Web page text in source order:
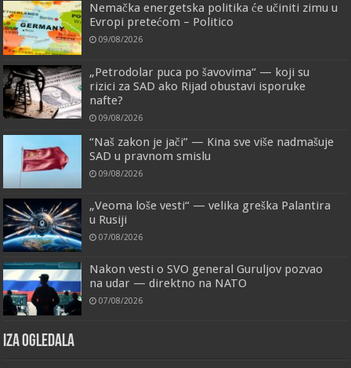
Nemačka energetska politika će učiniti zimu u
Evropi pretećom – Politico
09/08/2026
„Petrodolar puca po šavovima“ — koji su
rizici za SAD ako Rijad obustavi isporuke
nafte?
09/08/2026
“Naš zakon je jači” — Kina sve više nadmašuje
SAD u pravnom smislu
09/08/2026
„Veoma loše vesti“ — velika greška Palantira
u Rusiji
07/08/2026
Nakon vesti o SVO general Guruljov pozvao
na udar — direktno na NATO
07/08/2026
IZA OGLEDALA